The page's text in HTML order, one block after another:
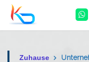
Zuhause